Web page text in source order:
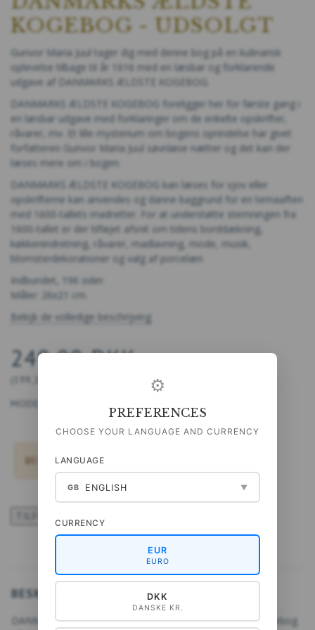
KOGEBOG - UDSOLGT
Gunvor Maria Juul tager dig med denne bog på en kulinarisk
oplevelse tilbage til år 1616 med en læsbar og forklarende
udgave af DANMARKS ÆLDSTE KOGEBOG.
DANMARKS ÆLDSTE KOGEBOG foreligger her for første gang i
en læsbar udgave med forklaringer om de enkelte opskrifter,
råvarer, mv. Et lille mysterium om bogens oprindelse har givet
forfatteren Gunvor Maria Juul søvnløse nætter og det kan der
læses mere om i bogen.
DANMARKS ÆLDSTE KOGEBOG kan læses for sjov eller
opskrifterne kan anvendes og danne baggrund for en temaaften
med 1600-tallets madretter. For at understøtte stemningen fra
1600-tallet er der tilføjet afsnit om tidens borddækning,
køkkenindretning, råvarer, madlavning, mode, musik,
blomsterdekorationer og valg af porcelæn
Indbundet, 196 sider.
Måler: 26x21 cm.
Bekijk de volledige beschrijving
249,00 DKK
MODEL:
BESTELLEN NIET MOGELIJK!
BESKRIVELSE
DANMARKS ÆLDSTE KOGEBOG er den ældste trykte kogebog
⚙
PREFERENCES
CHOOSE YOUR LANGUAGE AND CURRENCY
LANGUAGE
GB ENGLISH ▼
CURRENCY
EUR
EURO
DKK
DANSKE KR.